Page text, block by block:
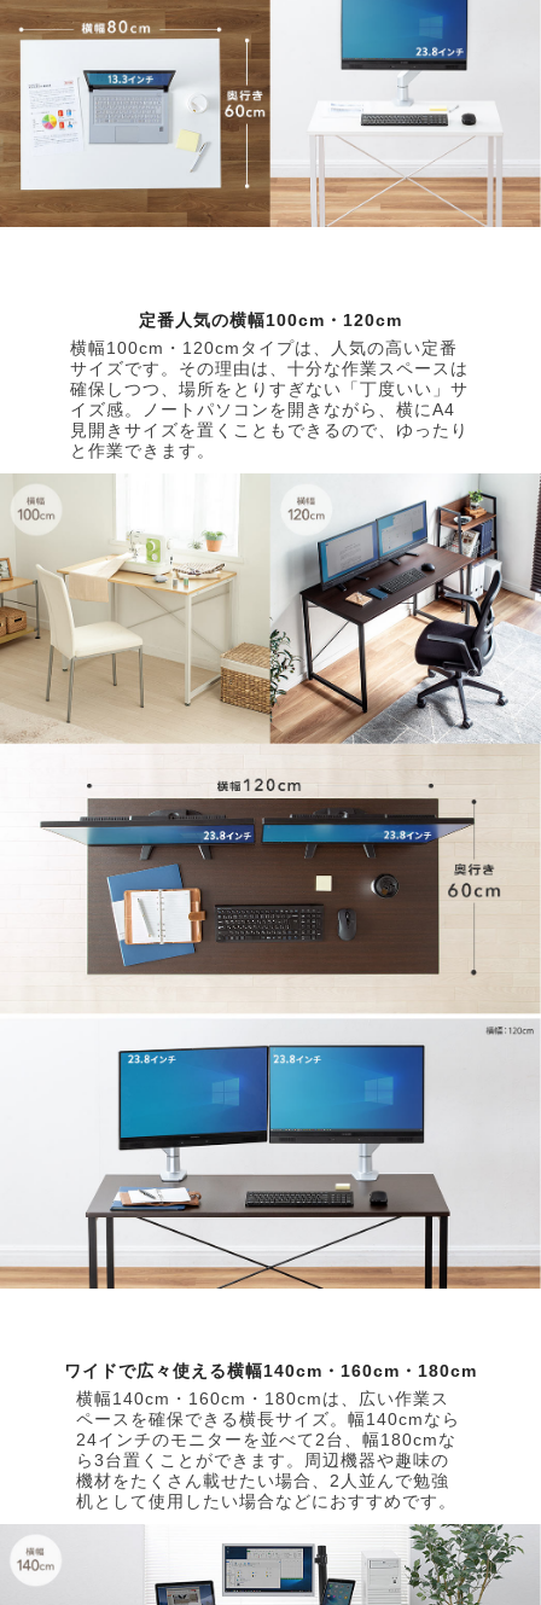
定番人気の横幅100cm・120cm
横幅100cm・120cmタイプは、人気の高い定番
サイズです。その理由は、十分な作業スペースは
確保しつつ、場所をとりすぎない「丁度いい」サ
イズ感。ノートパソコンを開きながら、横にA4
見開きサイズを置くこともできるので、ゆったり
と作業できます。
ワイドで広々使える横幅140cm・160cm・180cm
横幅140cm・160cm・180cmは、広い作業ス
ペースを確保できる横長サイズ。幅140cmなら
24インチのモニターを並べて2台、幅180cmな
ら3台置くことができます。周辺機器や趣味の
機材をたくさん載せたい場合、2人並んで勉強
机として使用したい場合などにおすすめです。